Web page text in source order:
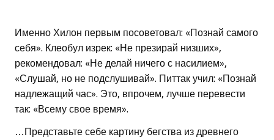
Именно Хилон первым посоветовал: «Познай самого
себя». Клеобул изрек: «Не презирай низших»,
рекомендовал: «Не делай ничего с насилием»,
«Слушай, но не подслушивай». Питтак учил: «Познай
надлежащий час». Это, впрочем, лучше перевести
так: «Всему свое время».
…Представьте себе картину бегства из древнего